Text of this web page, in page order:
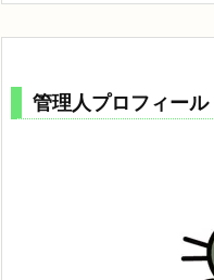
管理人プロフィール